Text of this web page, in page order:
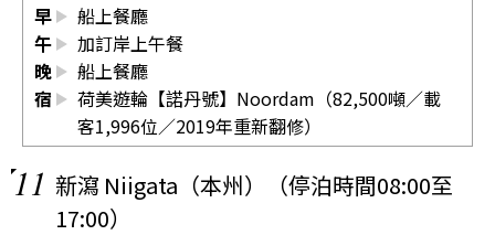
早
船上餐廳
午
加訂岸上午餐
晚
船上餐廳
宿
荷美遊輪【諾丹號】Noordam（82,500噸／載
客1,996位／2019年重新翻修）
11 新瀉 Niigata（本州）（停泊時間08:00至
17:00）